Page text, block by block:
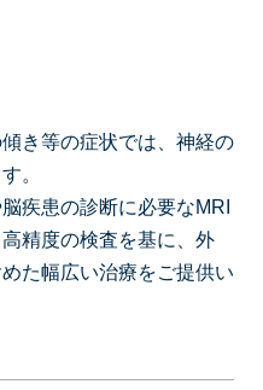
き等の症状では、神経の
。
疾患の診断に必要なMRI
精度の検査を基に、外
た幅広い治療をご提供い